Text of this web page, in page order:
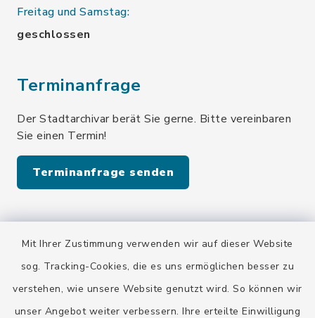
Mit Ihrer Zustimmung verwenden wir auf dieser Website
sog. Tracking-Cookies, die es uns ermöglichen besser zu
verstehen, wie unsere Website genutzt wird. So können wir
unser Angebot weiter verbessern. Ihre erteilte Einwilligung
Freitag und Samstag:
geschlossen
Terminanfrage
Der Stadtarchivar berät Sie gerne. Bitte vereinbaren
Sie einen Termin!
Terminanfrage senden
Stadt Wolfratshausen